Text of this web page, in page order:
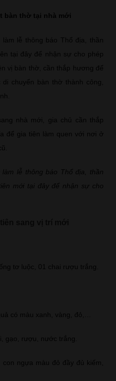
bàn thờ tại nhà mới
lễ thông báo Thổ địa, thần
tại đây để nhận sự cho phép
vị bàn thờ, cần thắp hương để
chuyển bàn thờ thành công,
nhà mới, gia chủ cần thắp
để gia tiên làm quen với nơi ở
lễ thông báo Thổ địa, thần
mới tại đây để nhận sự cho
tơ luộc, 01 chai rượu trắng.
có màu xanh, vàng, đỏ,…
gạo, rượu, nước trắng.
ngựa màu đỏ đầy đủ kiếm,